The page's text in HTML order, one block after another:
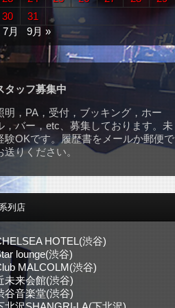
30
31
7月
9月 »
タッフ募集中
明，PA，受付，ブッキング，ホー
，バー，etc、募集しております。未
験OKです。履歴書をメールか郵便で
送りください。
列店
HOTEL(渋谷)
lounge(渋谷)
MALCOLM(渋谷)
未来会館(渋谷)
谷音楽堂(渋谷)